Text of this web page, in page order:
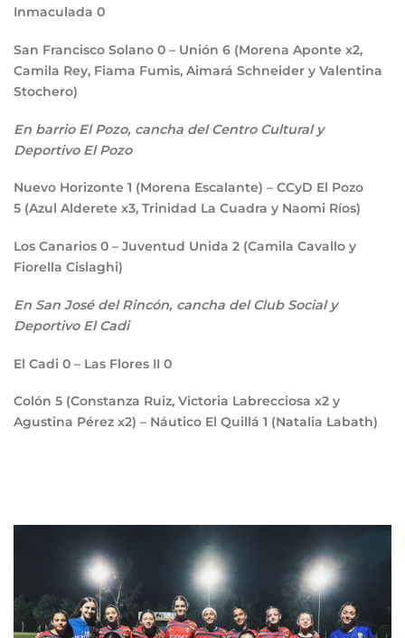
Inmaculada 0
San Francisco Solano 0 – Unión 6 (Morena Aponte x2,
Camila Rey, Fiama Fumis, Aimará Schneider y Valentina
Stochero)
En barrio El Pozo, cancha del Centro Cultural y
Deportivo El Pozo
Nuevo Horizonte 1 (Morena Escalante) – CCyD El Pozo
5 (Azul Alderete x3, Trinidad La Cuadra y Naomi Ríos)
Los Canarios 0 – Juventud Unida 2 (Camila Cavallo y
Fiorella Cislaghi)
En San José del Rincón, cancha del Club Social y
Deportivo El Cadi
El Cadi 0 – Las Flores II 0
Colón 5 (Constanza Ruiz, Victoria Labrecciosa x2 y
Agustina Pérez x2) – Náutico El Quillá 1 (Natalia Labath)